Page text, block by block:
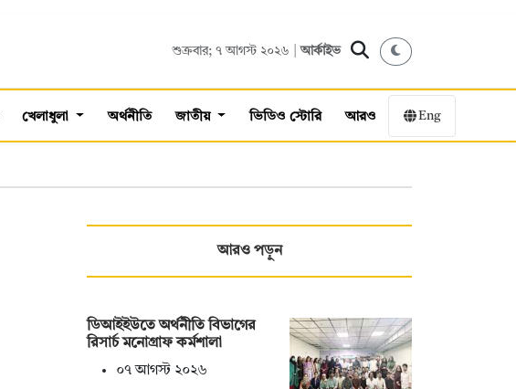
শুক্রবার; ৭ আগস্ট ২০২৬ |আর্কাইভ
খেলাধুলা অর্থনীতি জাতীয় ভিডিও স্টোরি আরও Eng
আরও পড়ুন
ডিআইইউতে অর্থনীতি বিভাগের
রিসার্চ মনোগ্রাফ কর্মশালা
০৭ আগস্ট ২০২৬